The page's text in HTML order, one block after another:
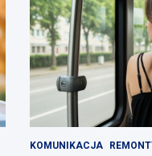
KOMUNIKACJA